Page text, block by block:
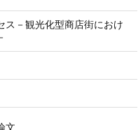
ス－観光化型商店街におけ
文